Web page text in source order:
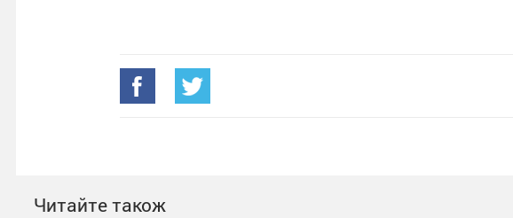
Читайте також